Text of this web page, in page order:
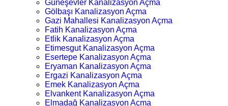
Güneşevler Kanalizasyon Açma
Gölbaşı Kanalizasyon Açma
Gazi Mahallesi Kanalizasyon Açma
Fatih Kanalizasyon Açma
Etlik Kanalizasyon Açma
Etimesgut Kanalizasyon Açma
Esertepe Kanalizasyon Açma
Eryaman Kanalizasyon Açma
Ergazi Kanalizasyon Açma
Emek Kanalizasyon Açma
Elvankent Kanalizasyon Açma
Elmadağ Kanalizasyon Açma